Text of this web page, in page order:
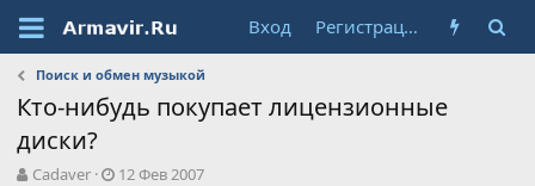
Вход Регистрация
Поиск и обмен музыкой
Кто-нибудь покупает лицензионные
диски?
А
Cadaver
Д
12 Фев 2007